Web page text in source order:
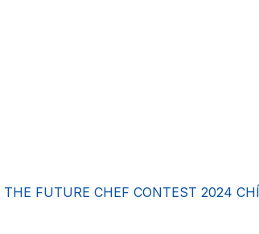
THE FUTURE CHEF CONTEST 2024